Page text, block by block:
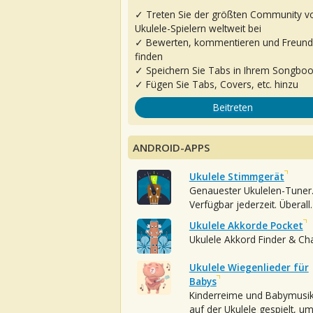
✓ Treten Sie der größten Community
Ukulele-Spielern weltweit bei
✓ Bewerten, kommentieren und
finden
✓ Speichern Sie Tabs in Ihrem
✓ Fügen Sie Tabs, Covers, etc. hinzu
Beitreten
ANDROID-APPS
Ukulele Stimmgerät
Genauester Ukulelen-Tuner.
Verfügbar jederzeit. Überall.
Ukulele Akkorde Pocket
Ukulele Akkord Finder &
Ukulele Wiegenlieder für
Babys
Kinderreime und
auf der Ukulele gespielt, um